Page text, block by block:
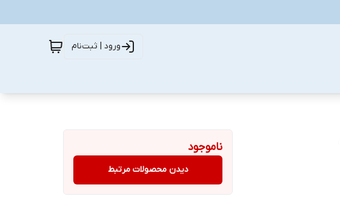
ورود | ثبت‌نام
ناموجود
دیدن محصولات مرتبط